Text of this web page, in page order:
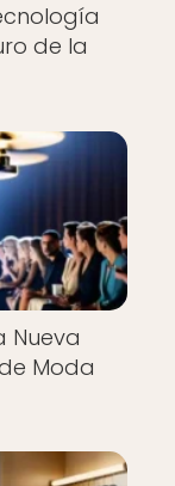
de la
Nueva
Moda